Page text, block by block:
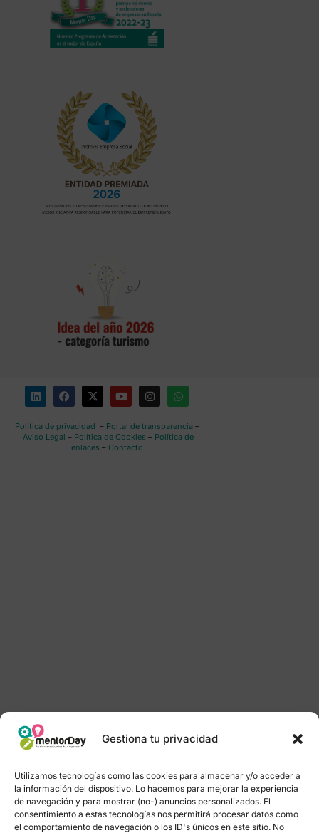
Gestiona tu privacidad
Utilizamos tecnologías como las cookies para almacenar y/o acceder a
la información del dispositivo. Lo hacemos para mejorar la experiencia
de navegación y para mostrar (no-) anuncios personalizados. El
consentimiento a estas tecnologías nos permitirá procesar datos como
el comportamiento de navegación o los ID's únicos en este sitio. No
Política de privacidad – Portal de transparencia–
Aviso Legal – Política de Cookies – Política de
enlaces – Contacto